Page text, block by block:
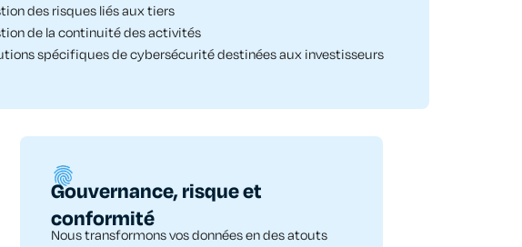
des risques liés aux tiers
de la continuité des activités
spécifiques de cybersécurité destinées aux investisseurs
Gouvernance, risque et
conformité
Nous transformonsvos donnéesendes atouts